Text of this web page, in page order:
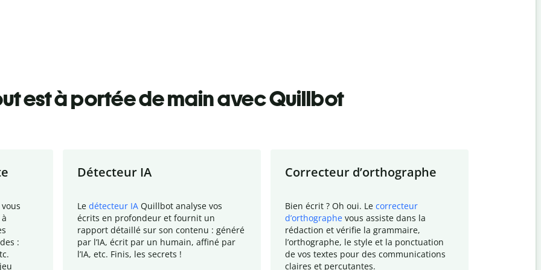
est à portée de main avec Quillbot
:
Détecteur IA
Le détecteur IA Quillbot analyse vos
écrits en profondeur et fournit un
rapport détaillé sur son contenu : généré
par l’IA, écrit par un humain, affiné par
l’IA, etc. Finis, les secrets !
Correcteur d’orthographe
Bien écrit ? Oh oui. Le correcteur
d’orthographe vous assiste dans la
rédaction et vérifie la grammaire,
l’orthographe, le style et la ponctuation
de vos textes pour des communications
claires et percutantes.